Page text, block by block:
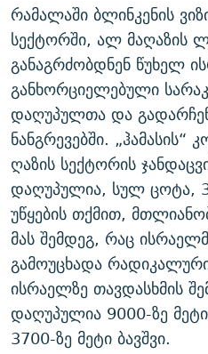
რამალაში ბლინკენის
სექტორში, ალ მაღაზის
განაგრძობდნენ წუხელ
განხორციელებული
დაღუპულთა და
ნანგრევებში.
ღაზის სექტორის
დაღუპულია, სულ ცოტა,
უწყების თქმით,
მას შემდეგ, რაც
გამოუცხადა
ისრაელზე თავდასხმის
დაღუპულია 9000-ზე
3700-ზე მეტი ბავშვი.